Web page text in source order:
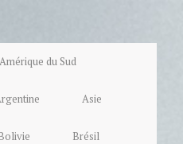
Amérique du Sud
Asie
Brésil